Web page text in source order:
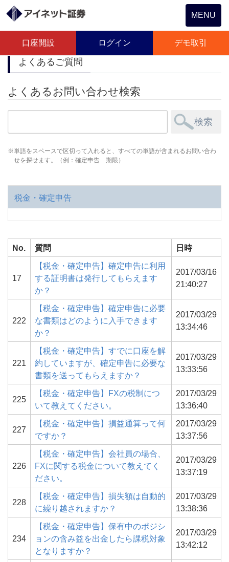
Toggle
navigation
MENU
口座開設 ログイン デモ取引
よくあるご質問
よくあるお問い合わせ検索
単語をスペースで区切って入れると、すべての単語が含まれるお問い合わ
せを探せます。（例：確定申告 期限）
税金・確定申告
No. 質問 日時
17
【税金・確定申告】確定申告に利用
する証明書は発行してもらえます
か？
2017/03/16
21:40:27
222
【税金・確定申告】確定申告に必要
な書類はどのように入手できます
か？
2017/03/29
13:34:46
221
【税金・確定申告】すでに口座を解
約していますが、確定申告に必要な
書類を送ってもらえますか？
2017/03/29
13:33:56
225
【税金・確定申告】FXの税制につ
いて教えてください。
2017/03/29
13:36:40
227
【税金・確定申告】損益通算って何
ですか？
2017/03/29
13:37:56
226
【税金・確定申告】会社員の場合、
FXに関する税金について教えてく
ださい。
2017/03/29
13:37:19
228
【税金・確定申告】損失額は自動的
に繰り越されますか？
2017/03/29
13:38:36
234
【税金・確定申告】保有中のポジシ
ョンの含み益を出金したら課税対象
となりますか？
2017/03/29
13:42:12